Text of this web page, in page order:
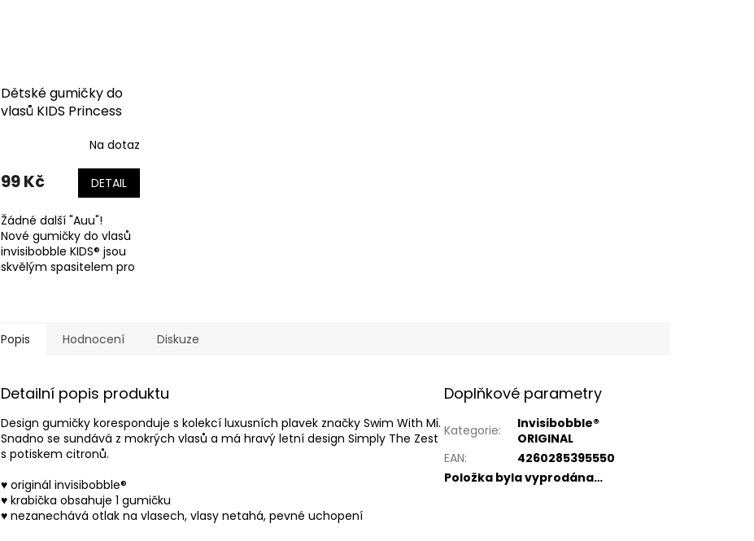
Dětské gumičky do
vlasů KIDS Princess
Na dotaz
99 Kč DETAIL
Žádné další "Auu"!
Nové gumičky do vlasů
invisibobble KIDS® jsou
skvělým spasitelem pro
Popis Hodnocení Diskuze
Detailní popis produktu
Design gumičky koresponduje s kolekcí luxusních plavek značky Swim With Mi.
Snadno se sundává z mokrých vlasů a má hravý letní design Simply The Zest
s potiskem citronů.
♥ originál invisibobble®
♥ krabička obsahuje 1 gumičku
♥ nezanechává otlak na vlasech, vlasy netahá, pevné uchopení
Doplňkové parametry
Kategorie:
Invisibobble®
ORIGINAL
EAN:
4260285395550
Položka byla vyprodána…